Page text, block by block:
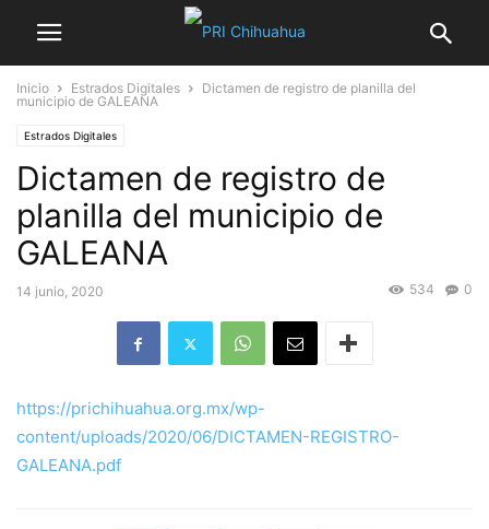
Inicio Estrados Digitales
Dictamen de registro de planilla del
municipio de GALEANA
Estrados Digitales
Dictamen de registro de
planilla del municipio de
GALEANA
14 junio, 2020 0
534
https://prichihuahua.org.mx/wp-
content/uploads/2020/06/DICTAMEN-REGISTRO-
GALEANA.pdf